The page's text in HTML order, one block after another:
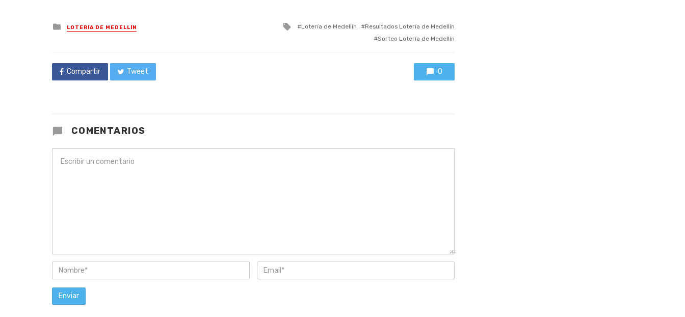
Posted
in
LOTERÍA DE MEDELLÍN
Tagged
Lotería de Medellín
Resultados Lotería de Medellín
Sorteo Lotería de Medellín
Compartir Tweet 0
COMENTARIOS